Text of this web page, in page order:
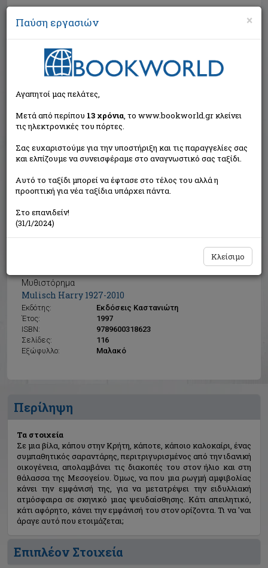
Αναζήτηση
Μυθιστόρημα
Mulisch Harry 1927-2010
Εκδότης:
Εκδόσεις Καστανιώτη
Έτος:
1997
ISBN:
9789600318623
Σελίδες:
116
Εξώφυλλο:
Μαλακό
Η τιμή μας:
Δεν υπάρχει δυνατότητα παραγγελίας
Περίληψη
Τα στοιχεία
Σε μια βίλα, κάπου στην Κρήτη, κάποτε, κάποιο καλοκαίρι, ένας
συμπαθητικός σαραντάρης, περιτριγυρισμένος από την ιδανική
οικογένεια, απολαμβάνει τις διακοπές του στον ήλιο και στη
θάλασσα της Μεσογείου. Όμως, να που μια ρωγμή αμφιβολίας
κάνει την εμφάνισή της, για να μετατρέψει την ειδυλλιακή
ατμόσφαιρα σε σκηνικό μιας ψευδαίσθησης. Κάτι απειλητικό,
κάτι αφόρητο, κάνει την εμφάνισή του στον ορίζοντα. Τι να 'ναι
άραγε αυτό που ετοιμάζεται;
Επιπλέον Στοιχεία
×
Παύση εργασιών
Αγαπητοί μας πελάτες,
Μετά από περίπου 13 χρόνια, το www.bookworld.gr κλείνει
τις ηλεκτρονικές του πόρτες.
Σας ευχαριστούμε για την υποστήριξη και τις παραγγελίες σας
και ελπίζουμε να συνεισφέραμε στο αναγνωστικό σας ταξίδι.
Αυτό το ταξίδι μπορεί να έφτασε στο τέλος του αλλά η
προοπτική για νέα ταξίδια υπάρχει πάντα.
Στο επανιδείν!
(31/1/2024)
Κλείσιμο